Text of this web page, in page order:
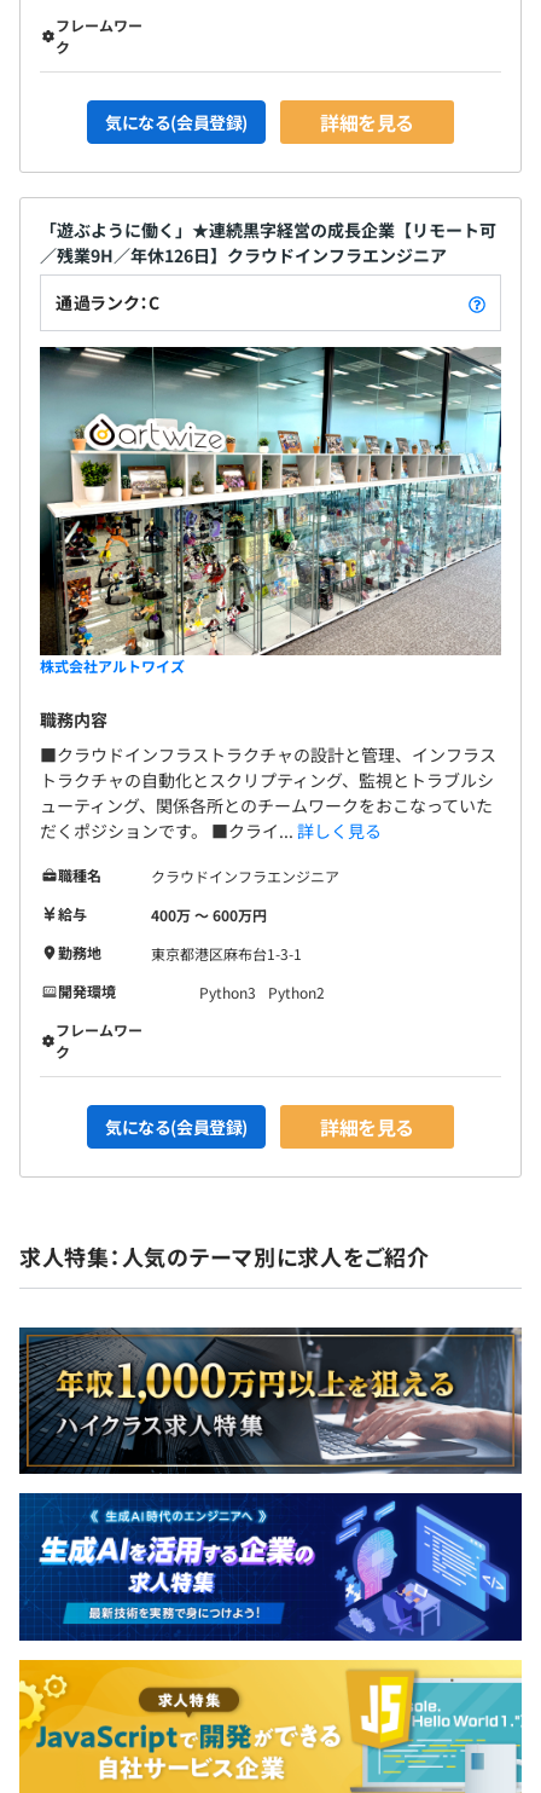
フレームワー
ク
気になる(会員登録) 詳細を見る
「遊ぶように働く」★連続黒字経営の成長企業【リモート可
／残業9H／年休126日】クラウドインフラエンジニア
通過ランク：C
株式会社アルトワイズ
職務内容
■クラウドインフラストラクチャの設計と管理、インフラス
トラクチャの自動化とスクリプティング、監視とトラブルシ
ューティング、関係各所とのチームワークをおこなっていた
だくポジションです。 ■クライ... 詳しく見る
職種名
クラウドインフラエンジニア
給与
400万 〜 600万円
勤務地
東京都港区麻布台1-3-1
開発環境
Python3
Python2
フレームワー
ク
気になる(会員登録) 詳細を見る
求人特集：人気のテーマ別に求人をご紹介